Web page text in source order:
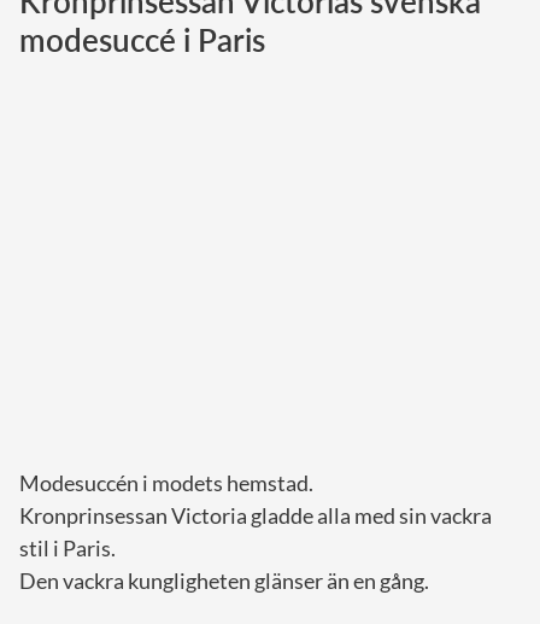
Norska kungahuset
modesuccé i Paris
Modesuccén i modets hemstad.
Kronprinsessan Victoria gladde alla med sin vackra
stil i Paris.
Den vackra kungligheten glänser än en gång.